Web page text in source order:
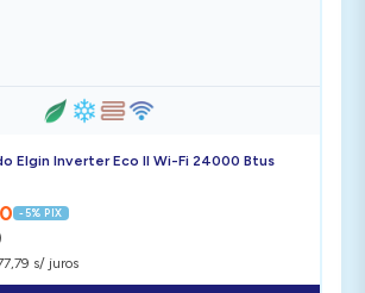
Elgin Inverter Eco II Wi-Fi 24000 Btus
-5% PIX
s/ juros